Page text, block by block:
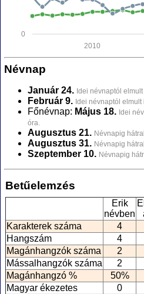
0
2010
Névnap
Január 24. Idei névnaptól
Február 9. Idei névnaptól elmult
Főnévnap: Május 18. Idei
óra.
Augusztus 21. Névnapig
Augusztus 31. Névnapig
Szeptember 10. Névnapig
Betűelemzés
Erik
névben
Karakterek száma
4
Hangszám
4
Magánhangzók száma
2
Mássalhangzók száma
2
Magánhangzó %
50%
Magyar ékezetes
0